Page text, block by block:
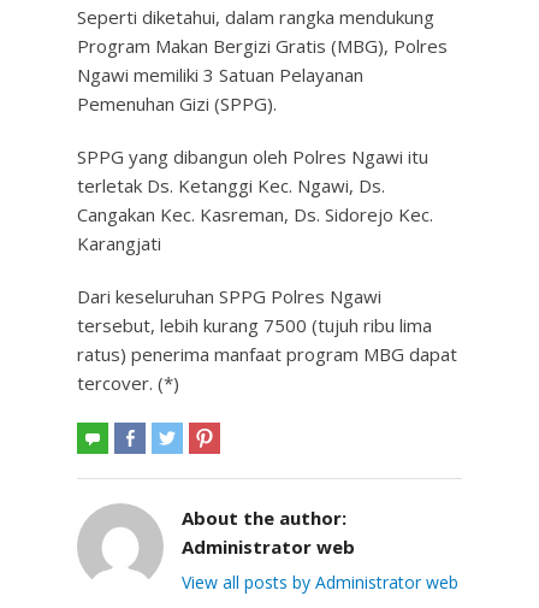
Seperti diketahui, dalam rangka mendukung
Program Makan Bergizi Gratis (MBG), Polres
Ngawi memiliki 3 Satuan Pelayanan
Pemenuhan Gizi (SPPG).
SPPG yang dibangun oleh Polres Ngawi itu
terletak Ds. Ketanggi Kec. Ngawi, Ds.
Cangakan Kec. Kasreman, Ds. Sidorejo Kec.
Karangjati
Dari keseluruhan SPPG Polres Ngawi
tersebut, lebih kurang 7500 (tujuh ribu lima
ratus) penerima manfaat program MBG dapat
tercover. (*)
About the author:
Administrator web
View all posts by Administrator web